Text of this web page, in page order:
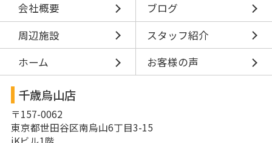
会社概要
ブログ
周辺施設
スタッフ紹介
ホーム
お客様の声
千歳烏山店
〒157-0062
東京都世田谷区南烏山6丁目3-15